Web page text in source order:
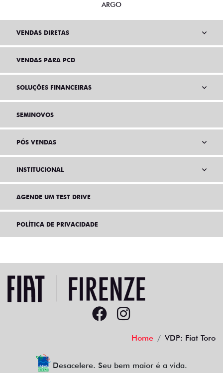
ARGO
VENDAS DIRETAS
VENDAS PARA PCD
SOLUÇÕES FINANCEIRAS
SEMINOVOS
PÓS VENDAS
INSTITUCIONAL
AGENDE UM TEST DRIVE
POLÍTICA DE PRIVACIDADE
Home VDP: Fiat Toro
Desacelere. Seu bem maior é a vida.